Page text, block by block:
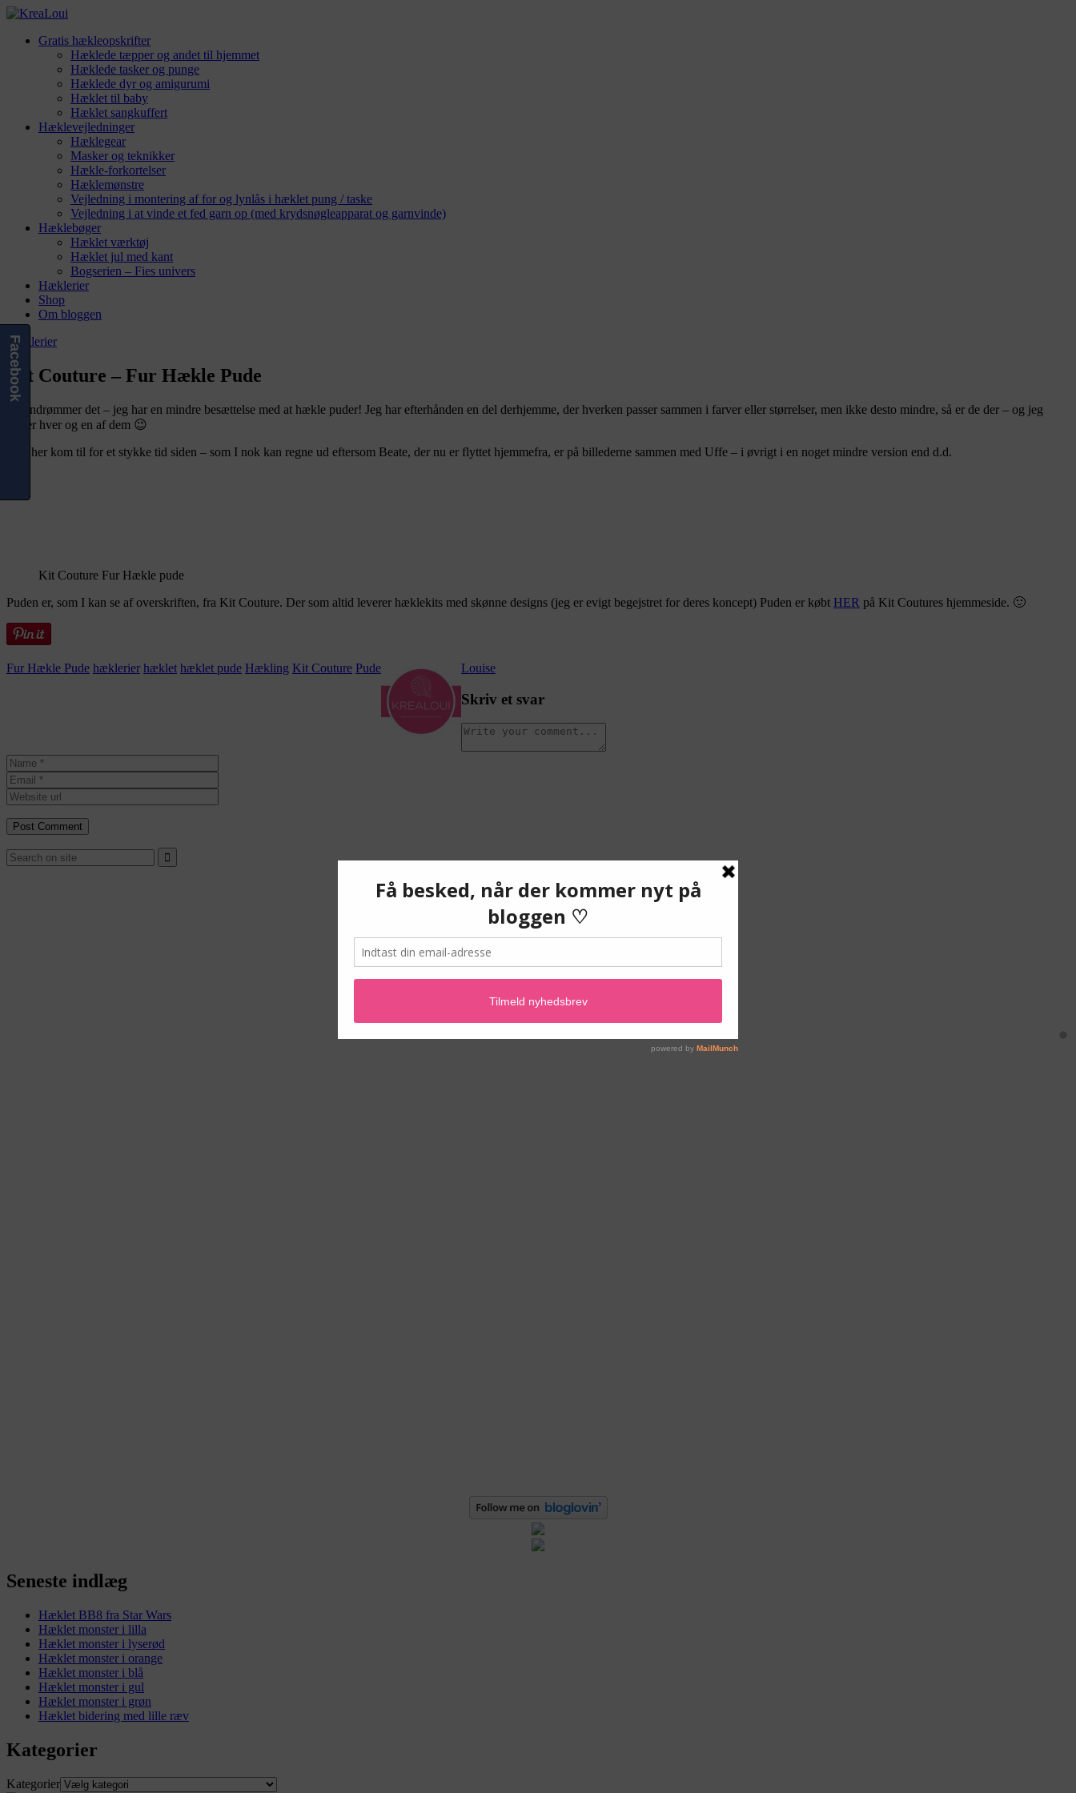
Gratis hækleopskrifter
Hæklede tæpper og andet til hjemmet
Hæklede tasker og punge
Hæklede dyr og amigurumi
Hæklet til baby
Hæklet sangkuffert
Hæklevejledninger
Hæklegear
Masker og teknikker
Hækle-forkortelser
Hæklemønstre
Vejledning i montering af for og lynlås i hæklet pung / taske
Vejledning i at vinde et fed garn op (med krydsnøgleapparat og garnvinde)
Hæklebøger
Hæklet værktøj
Hæklet jul med kant
Bogserien – Fies univers
Hæklerier
Shop
Om bloggen
Hæklerier
Kit Couture – Fur Hækle Pude
Jeg indrømmer det – jeg har en mindre besættelse med at hækle puder! Jeg har efterhånden en del derhjemme, der hverken passer sammen i farver eller størrelser, men ikke desto mindre, så er de der – og jeg
elsker hver og en af dem 😉
Den her kom til for et stykke tid siden – som I nok kan regne ud eftersom Beate, der nu er flyttet hjemmefra, er på billederne sammen med Uffe – i øvrigt i en noget mindre version end d.d.
Kit Couture Fur Hækle pude
Puden er, som I kan se af overskriften, fra Kit Couture. Der som altid leverer hæklekits med skønne designs (jeg er evigt begejstret for deres koncept) Puden er købt HER på Kit Coutures hjemmeside. 🙂
Fur Hækle Pude hæklerier hæklet hæklet pude Hækling Kit Couture Pude Louise
Skriv et svar
Seneste indlæg
Hæklet BB8 fra Star Wars
Hæklet monster i lilla
Hæklet monster i lyserød
Hæklet monster i orange
Hæklet monster i blå
Hæklet monster i gul
Hæklet monster i grøn
Hæklet bidering med lille ræv
Kategorier
Kategorier
Facebook